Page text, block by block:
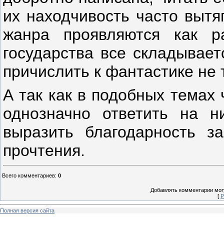
их находчивость часто
жанра проявляются как
государства все
причислить к фантастике
А так как в подобных
однозначно ответить на
выразить благодарность
прочтения.
Всего комментариев: 0
Добавлять комментарии
[
Полная версия сайта